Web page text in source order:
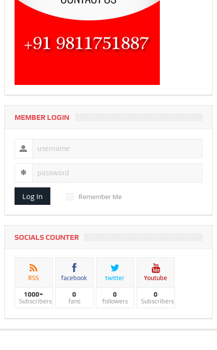
MEMBER LOGIN
Log In Remember Me
SOCIALS COUNTER
RSS
1000+
Subscribers
facebook
0
fans
twitter
0
followers
Youtube
0
Subscribers